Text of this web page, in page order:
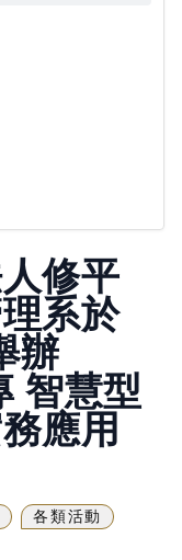
修平
系於
辦
智慧型
應用
各類活動